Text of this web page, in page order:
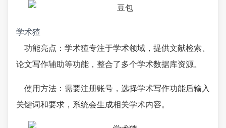
学术猹
功能亮点：学术猹专注于学术领域，提供文献检索、
论文写作辅助等功能，整合了多个学术数据库资源。
使用方法：需要注册账号，选择学术写作功能后输入
关键词和要求，系统会生成相关学术内容。